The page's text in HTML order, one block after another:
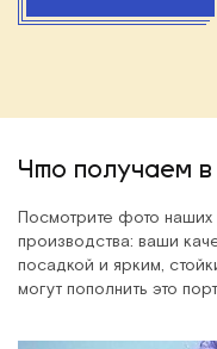
Что получаем в
Посмотрите фото наших
производства: ваши
посадкой и ярким,
могут пополнить это